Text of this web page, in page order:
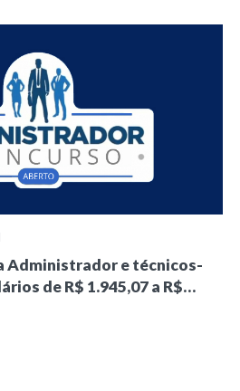
Administrador e técnicos-
de R$ 1.945,07 a R$…